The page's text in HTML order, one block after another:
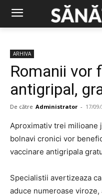
ARHIVA
Romanii vor
antigripal,
De către Administrator - 17/
Aproximativ trei milioane
bolnavi cronici vor
vaccinare antigripala
Specialistii avertizeaza
aduce numeroase